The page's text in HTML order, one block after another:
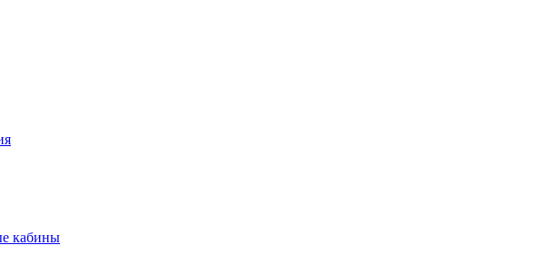
кабины